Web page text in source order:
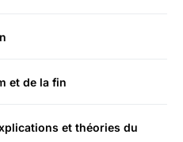
et de la fin
et théories du